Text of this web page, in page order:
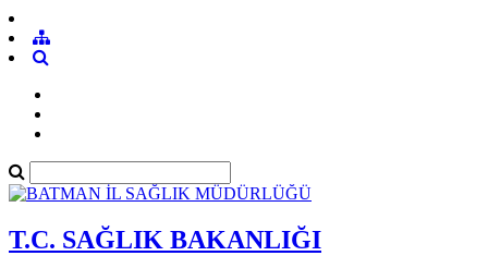
T.C. SAĞLIK BAKANLIĞI